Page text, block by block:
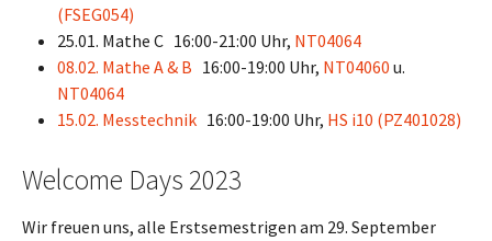
(FSEG054)
25.01. Mathe C 16:00-21:00 Uhr, NT04064
08.02. Mathe A & B 16:00-19:00 Uhr, NT04060 u.
NT04064
15.02. Messtechnik 16:00-19:00 Uhr, HS i10 (PZ401028)
Welcome Days 2023
Wir freuen uns, alle Erstsemestrigen am 29. September